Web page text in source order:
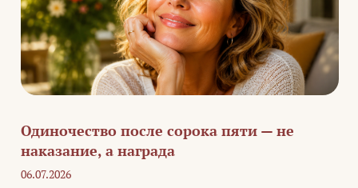
Одиночество после сорока пяти — не
наказание, а награда
06.07.2026